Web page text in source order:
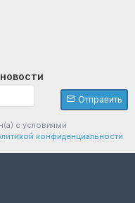
Отправить
с условиями
конфиденциальности